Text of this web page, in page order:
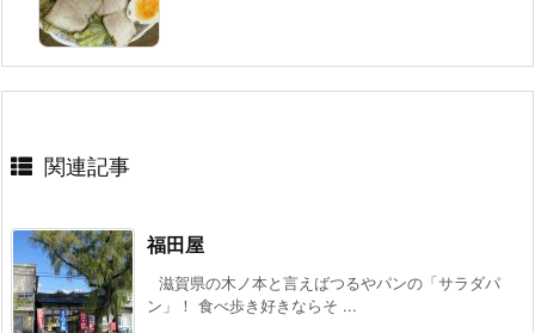
関連記事
福田屋
滋賀県の木ノ本と言えばつるやパンの「サラダパ
ン」！ 食べ歩き好きならそ ...